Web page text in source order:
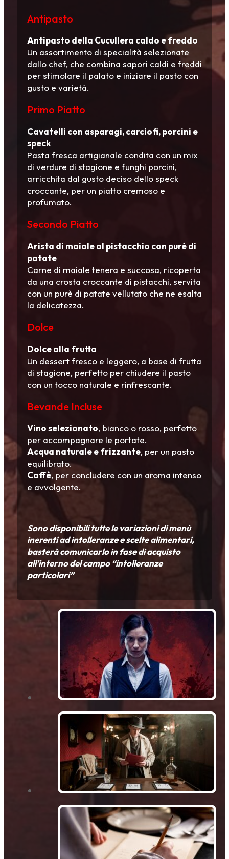
Antipasto
Antipasto della Cucullera caldo e freddo
Un assortimento di specialità selezionate
dallo chef, che combina sapori caldi e freddi
per stimolare il palato e iniziare il pasto con
gusto e varietà.
Primo Piatto
Cavatelli con asparagi, carciofi, porcini e
speck
Pasta fresca artigianale condita con un mix
di verdure di stagione e funghi porcini,
arricchita dal gusto deciso dello speck
croccante, per un piatto cremoso e
profumato.
Secondo Piatto
Arista di maiale al pistacchio con purè di
patate
Carne di maiale tenera e succosa, ricoperta
da una crosta croccante di pistacchi, servita
con un purè di patate vellutato che ne esalta
la delicatezza.
Dolce
Dolce alla frutta
Un dessert fresco e leggero, a base di frutta
di stagione, perfetto per chiudere il pasto
con un tocco naturale e rinfrescante.
Bevande Incluse
Vino selezionato, bianco o rosso, perfetto
per accompagnare le portate.
Acqua naturale e frizzante, per un pasto
equilibrato.
Caffè, per concludere con un aroma intenso
e avvolgente.
Sono disponibili tutte le variazioni di menù
inerenti ad intolleranze e scelte alimentari,
basterà comunicarlo in fase di acquisto
all’interno del campo “intolleranze
particolari”